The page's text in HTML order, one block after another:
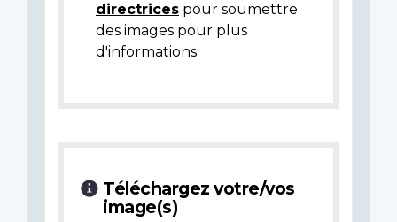
directrices pour soumettre
des images pour plus
d'informations.
Téléchargez votre/vos
image(s)